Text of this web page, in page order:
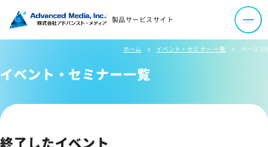
オウンドメディア
コーポレートサイト
サイトマップ
製品サービスサイト
ホーム chevron_right イベント・セミナー 一覧 chevron_right ページ 39
イベント・セミナー一覧
終了したイベント